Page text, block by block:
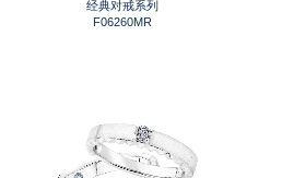
经典对戒系列
F06260MR